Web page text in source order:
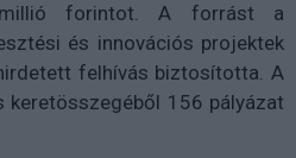
forintot. A forrást a
és innovációs projektek
felhívás biztosította. A
156 pályázat